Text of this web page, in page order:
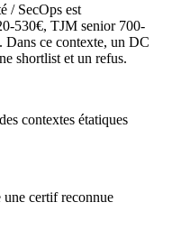
/ SecOps est
530€, TJM senior 700-
Dans ce contexte, un DC
shortlist et un refus.
contextes étatiques
une certif reconnue